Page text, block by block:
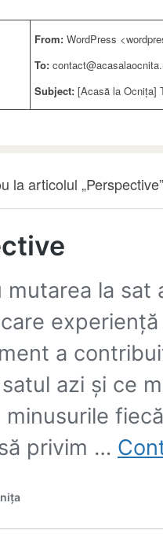
From: WordPress
To:
Subject: [Acasă la Ocnița]
la articolul